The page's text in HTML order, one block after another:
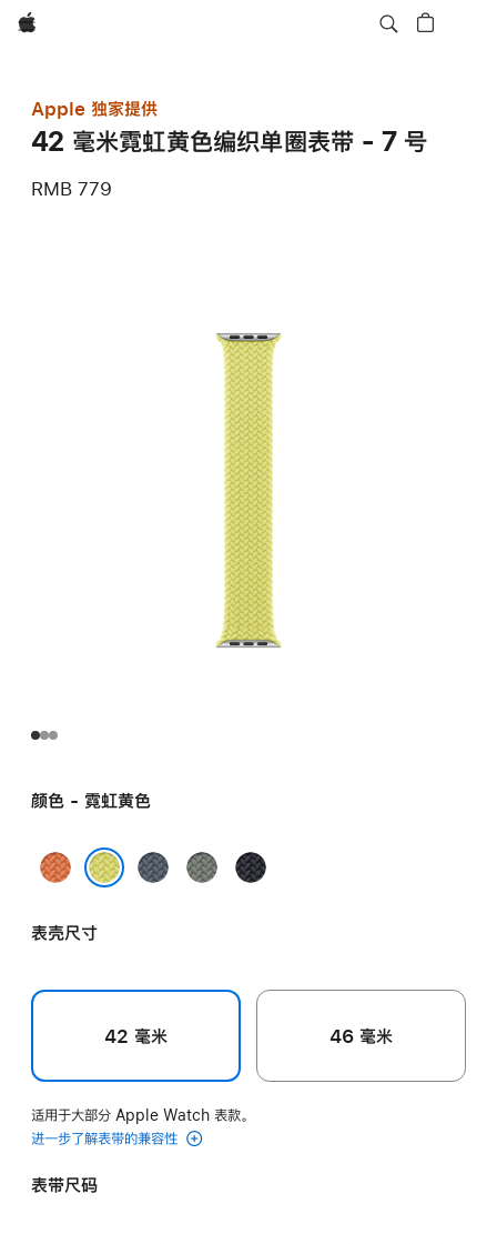
Apple
Apple 独家提供
42 毫米霓虹黄色编织单圈表带 - 7 号
RMB 779
颜色 - 霓虹黄色
姜
末
铁
灰
午
表壳尺寸
42 毫米 46 毫米
适用于大部分 Apple Watch 表款。
进一步了解表带的兼容性
表带尺码